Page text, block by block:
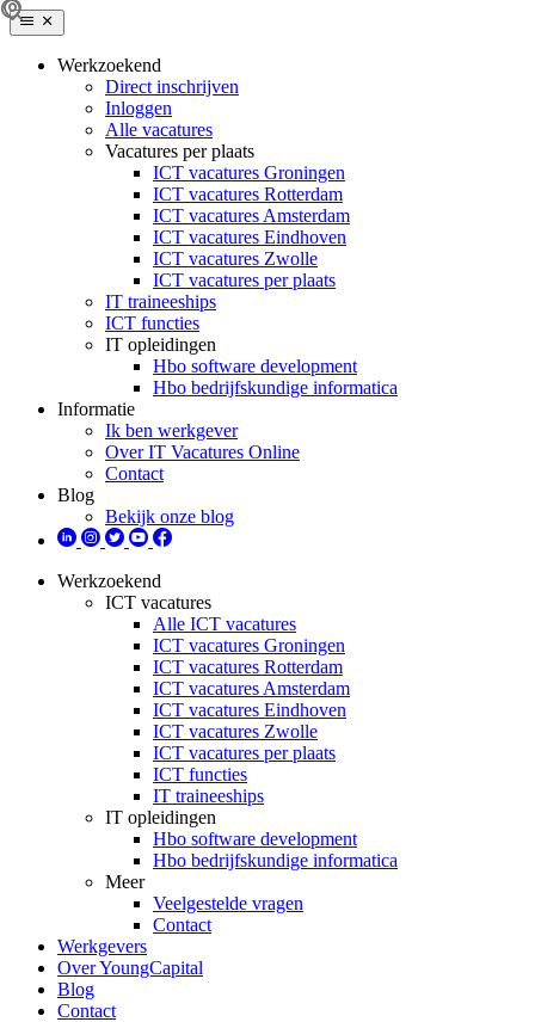
Werkzoekend
Direct inschrijven
Inloggen
Alle vacatures
Vacatures per plaats
ICT vacatures Groningen
ICT vacatures Rotterdam
ICT vacatures Amsterdam
ICT vacatures Eindhoven
ICT vacatures Zwolle
ICT vacatures per plaats
IT traineeships
ICT functies
IT opleidingen
Hbo software development
Hbo bedrijfskundige informatica
Informatie
Ik ben werkgever
Over IT Vacatures Online
Contact
Blog
Bekijk onze blog
Werkzoekend
ICT vacatures
Alle ICT vacatures
ICT vacatures Groningen
ICT vacatures Rotterdam
ICT vacatures Amsterdam
ICT vacatures Eindhoven
ICT vacatures Zwolle
ICT vacatures per plaats
ICT functies
IT traineeships
IT opleidingen
Hbo software development
Hbo bedrijfskundige informatica
Meer
Veelgestelde vragen
Contact
Werkgevers
Over YoungCapital
Blog
Contact